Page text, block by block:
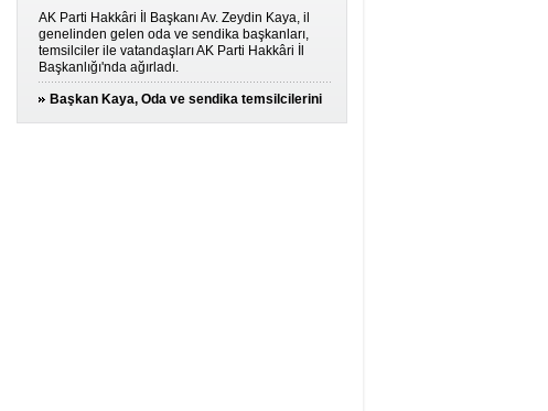
AK Parti Hakkâri İl Başkanı Av. Zeydin Kaya, il
genelinden gelen oda ve sendika başkanları,
temsilciler ile vatandaşları AK Parti Hakkâri İl
Başkanlığı'nda ağırladı.
Başkan Kaya, Oda ve sendika temsilcilerini
ağırladı